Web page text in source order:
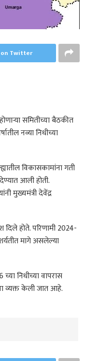
on Twitter
समितीच्या बैठकीत
नव्या निधीच्या
विकासकामांना गती
आली होती.
मुख्यमंत्री देवेंद्र
दिले होते. परिणामी 2024-
मागे असलेल्या
निधीच्या वापरास
व्यक्त केली जात आहे.